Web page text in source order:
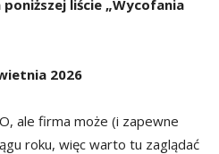
poniższej liście „Wycofania
2026
ale firma może (i zapewne
roku, więc warto tu zaglądać